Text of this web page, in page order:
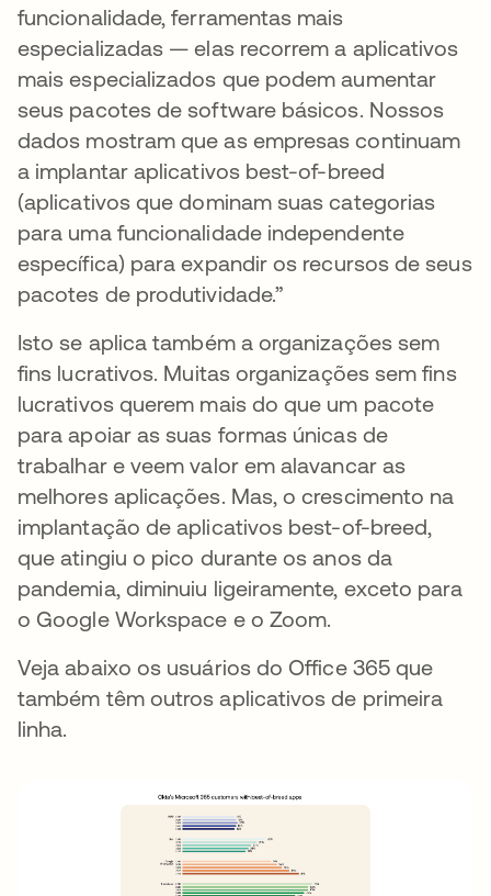
funcionalidade, ferramentas mais
especializadas — elas recorrem a aplicativos
mais especializados que podem aumentar
seus pacotes de software básicos. Nossos
dados mostram que as empresas continuam
a implantar aplicativos best-of-breed
(aplicativos que dominam suas categorias
para uma funcionalidade independente
específica) para expandir os recursos de seus
pacotes de produtividade.”
Isto se aplica também a organizações sem
fins lucrativos. Muitas organizações sem fins
lucrativos querem mais do que um pacote
para apoiar as suas formas únicas de
trabalhar e veem valor em alavancar as
melhores aplicações. Mas, o crescimento na
implantação de aplicativos best-of-breed,
que atingiu o pico durante os anos da
pandemia, diminuiu ligeiramente, exceto para
o Google Workspace e o Zoom.
Veja abaixo os usuários do Office 365 que
também têm outros aplicativos de primeira
linha.